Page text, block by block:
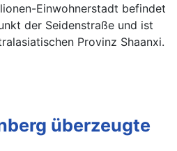
Einwohnerstadt befindet
der Seidenstraße und ist
Provinz Shaanxi.
überzeugte